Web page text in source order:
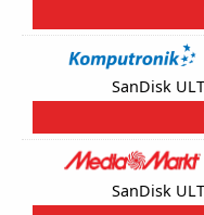
SanDisk
SanDisk